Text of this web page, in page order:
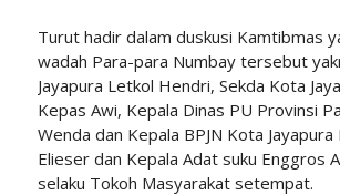
Turut hadir dalam duskusi Kamtibmas
wadah Para-para Numbay tersebut
Jayapura Letkol Hendri, Sekda Kota
Kepas Awi, Kepala Dinas PU Provinsi
Wenda dan Kepala BPJN Kota Jayapura
Elieser dan Kepala Adat suku Enggros
selaku Tokoh Masyarakat setempat.